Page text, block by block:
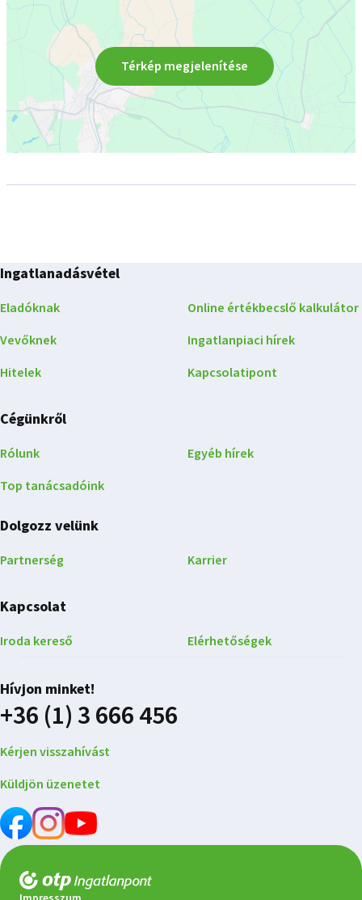
Térkép megjelenítése
Ingatlanadásvétel
Eladóknak
Vevőknek
Hitelek
Online értékbecslő kalkulátor
Ingatlanpiaci hírek
Kapcsolatipont
Cégünkről
Rólunk
Top tanácsadóink
Egyéb hírek
Dolgozz velünk
Partnerség Karrier
Kapcsolat
Iroda kereső Elérhetőségek
Hívjon minket!
+36 (1) 3 666 456
Kérjen visszahívást
Küldjön üzenetet